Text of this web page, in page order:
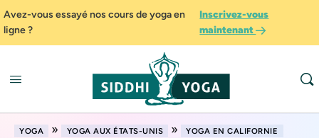
Avez-vous essayé nos cours de yoga en
ligne ?
Inscrivez-vous
maintenant
YOGA » YOGA AUX ÉTATS-UNIS » YOGA EN CALIFORNIE